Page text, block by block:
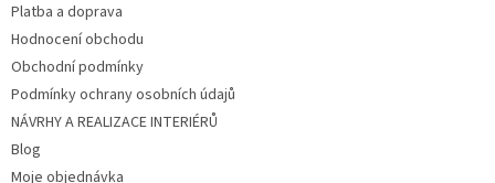
Platba a doprava
Hodnocení obchodu
Obchodní podmínky
Podmínky ochrany osobních údajů
NÁVRHY A REALIZACE INTERIÉRŮ
Blog
Moje objednávka